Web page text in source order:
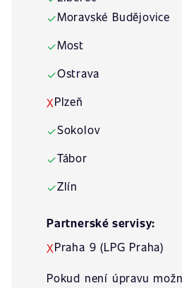
✓Moravské Budějovice
✓Most
✓Ostrava
XPlzeň
✓Sokolov
✓Tábor
✓Zlín
Partnerské servisy:
XPraha 9 (LPG Praha)
Pokud není úpravu